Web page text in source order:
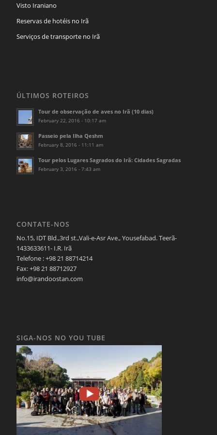
Visto Iraniano
Reservas de hotéis no Irã
Serviços de transporte no Irã
ÚLTIMOS ROTEIROS
Tour de observação de aves no Irã (10 dias)
February 22, 2016 - 10:17 am
Passeio pela Ilha Qeshm
February 8, 2016 - 11:11 am
Tour pelos Lugares Sagrados do Irã: Cidades Sagradas
February 3, 2016 - 7:43 am
CONTATE-NOS
No.15, IDT Bld.,3rd st.,Vali-e-Asr Ave., Yousefabad. Teerã-
1433633611- I.R. Irã
Telefone : +98 21 88714214
Fax: +98 21 88712927
info@irandoostan.com
SIGA-NOS NO YOU TUBE